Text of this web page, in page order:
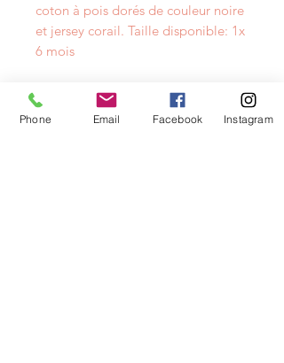
coton à pois dorés de couleur noire
et jersey corail. Taille disponible: 1x
6 mois
Phone Email Facebook Instagram